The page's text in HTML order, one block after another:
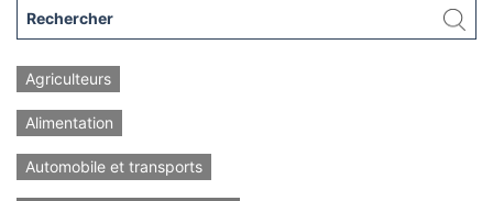
Agriculteurs
Alimentation
Automobile et transports